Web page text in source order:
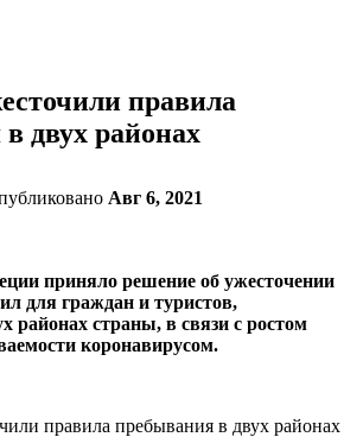
правила
двух районах
Авг 6, 2021
приняло решение об ужесточении
для граждан и туристов,
районах страны, в связи с ростом
коронавирусом.